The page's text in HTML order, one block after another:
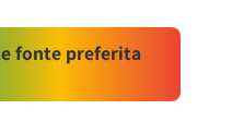
fonte preferita